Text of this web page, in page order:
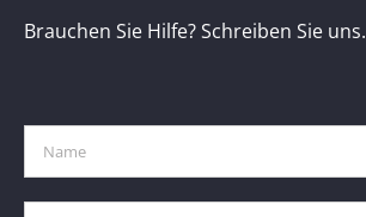
Brauchen Sie Hilfe? Schreiben Sie uns.